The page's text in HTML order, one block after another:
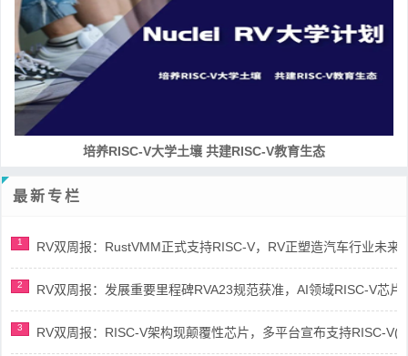
培养RISC-V大学土壤 共建RISC-V教育生态
最新专栏
1 RV双周报：RustVMM正式支持RISC-V，RV正塑造汽车行业未来
2 RV双周报：发展重要里程碑RVA23规范获准，AI领域RISC-V芯
3 RV双周报：RISC-V架构现颠覆性芯片，多平台宣布支持RISC-V(